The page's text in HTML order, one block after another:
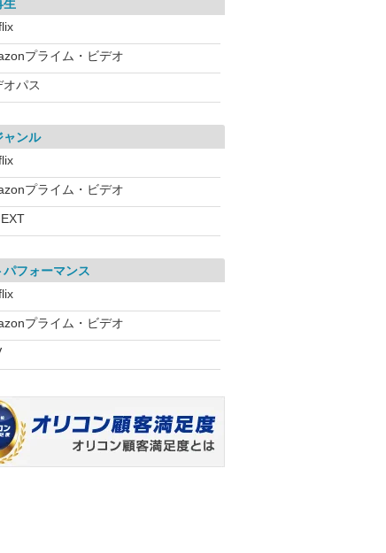
生
プライム・ビデオ
オパス
ャンル
プライム・ビデオ
パフォーマンス
プライム・ビデオ